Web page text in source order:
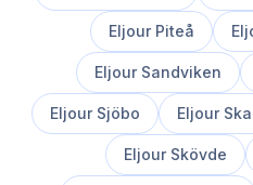
Eljour Piteå
Eljour Sandviken
Eljour Sjöbo Eljour
Eljour Skövde